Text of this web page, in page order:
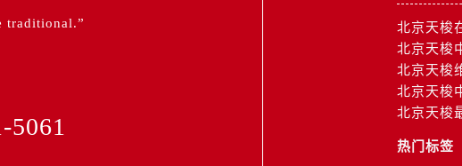
traditional.”
5061
北京天梭
北京天梭
北京天梭
北京天梭
北京天梭
热门标签